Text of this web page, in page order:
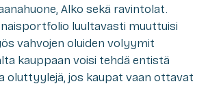
Alko sekä ravintolat.
luultavasti muuttuisi
vahvojen oluiden volyymit
kauppaan voisi tehdä entistä
oluttyylejä, jos kaupat vaan ottavat